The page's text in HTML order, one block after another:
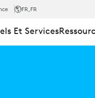
FR,FR
Et Services